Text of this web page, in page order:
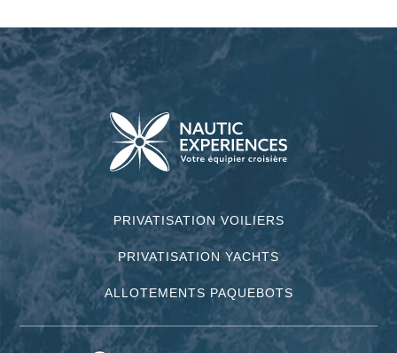
PRIVATISATION VOILIERS
PRIVATISATION YACHTS
ALLOTEMENTS PAQUEBOTS